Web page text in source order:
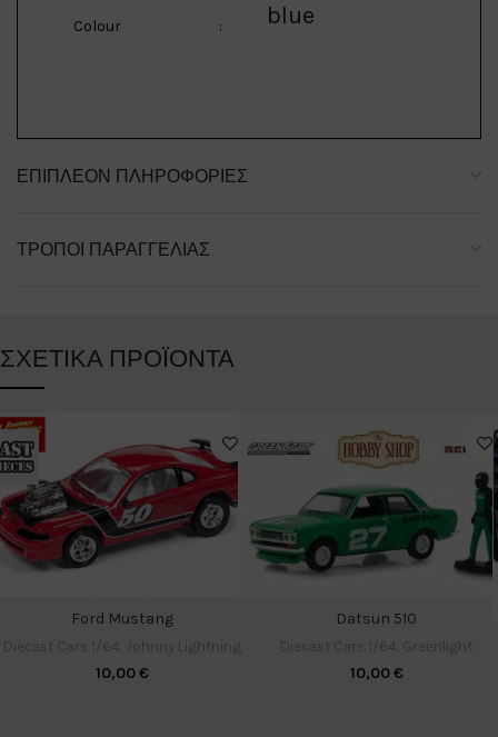
Colour : blue
ΕΠΙΠΛΈΟΝ ΠΛΗΡΟΦΟΡΊΕΣ
ΤΡΌΠΟΙ ΠΑΡΑΓΓΕΛΊΑΣ
ΣΧΕΤΙΚΆ ΠΡΟΪΌΝΤΑ
Ford Mustang
10,00€
Datsun 510
10,00€